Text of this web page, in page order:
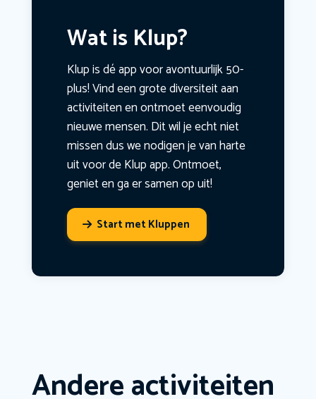
Wat is Klup?
Klup is dé app voor avontuurlijk 50-
plus! Vind een grote diversiteit aan
activiteiten en ontmoet eenvoudig
nieuwe mensen. Dit wil je echt niet
missen dus we nodigen je van harte
uit voor de Klup app. Ontmoet,
geniet en ga er samen op uit!
Start met Kluppen
Andere activiteiten